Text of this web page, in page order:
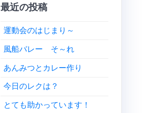
最近の投稿
運動会のはじまり～
風船バレー そ～れ
あんみつとカレー作り
今日のレクは？
とても助かっています！